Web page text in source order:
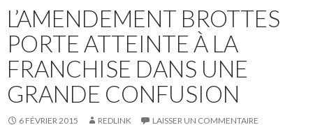
L’AMENDEMENT BROTTES
PORTE ATTEINTE À LA
FRANCHISE DANS UNE
GRANDE CONFUSION
6 FÉVRIER 2015 REDLINK LAISSER UN COMMENTAIRE